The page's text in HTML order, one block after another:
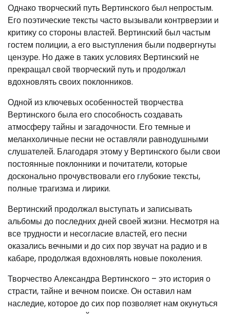
Однако творческий путь Вертинского был непростым.
Его поэтические тексты часто вызывали контрверзии и
критику со стороны властей. Вертинский был частым
гостем полиции, а его выступления были подвергнуты
цензуре. Но даже в таких условиях Вертинский не
прекращал свой творческий путь и продолжал
вдохновлять своих поклонников.
Одной из ключевых особенностей творчества
Вертинского была его способность создавать
атмосферу тайны и загадочности. Его темные и
меланхоличные песни не оставляли равнодушными
слушателей. Благодаря этому у Вертинского были свои
постоянные поклонники и почитатели, которые
досконально прочувствовали его глубокие тексты,
полные трагизма и лирики.
Вертинский продолжал выступать и записывать
альбомы до последних дней своей жизни. Несмотря на
все трудности и несогласие властей, его песни
оказались вечными и до сих пор звучат на радио и в
кабаре, продолжая вдохновлять новые поколения.
Творчество Александра Вертинского – это история о
страсти, тайне и вечном поиске. Он оставил нам
наследие, которое до сих пор позволяет нам окунуться